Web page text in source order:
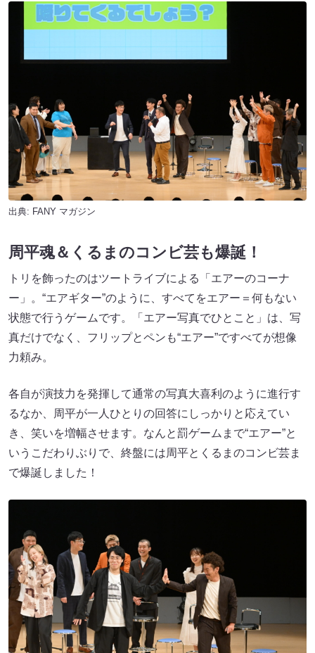
出典: FANY マガジン
周平魂＆くるまのコンビ芸も爆誕！
トリを飾ったのはツートライブによる「エアーのコーナ
ー」。“エアギター”のように、すべてをエアー＝何もない
状態で行うゲームです。「エアー写真でひとこと」は、写
真だけでなく、フリップとペンも“エアー”ですべてが想像
力頼み。
各自が演技力を発揮して通常の写真大喜利のように進行す
るなか、周平が一人ひとりの回答にしっかりと応えてい
き、笑いを増幅させます。なんと罰ゲームまで“エアー”と
いうこだわりぶりで、終盤には周平とくるまのコンビ芸ま
で爆誕しました！